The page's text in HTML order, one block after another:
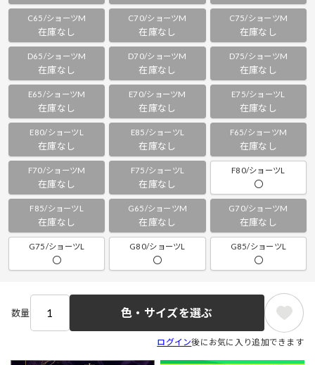
C65/ショーツM
在庫なし
C70/ショーツM
在庫なし
C75/ショーツM
在庫なし
D65/ショーツM
在庫なし
D70/ショーツM
在庫なし
D75/ショーツM
在庫なし
E65/ショーツM
在庫なし
E70/ショーツM
在庫なし
E75/ショーツL
在庫なし
E80/ショーツL
在庫なし
E85/ショーツL
在庫なし
F65/ショーツM
在庫なし
F70/ショーツM
在庫なし
F75/ショーツL
在庫なし
F80/ショーツL
〇
F85/ショーツL
在庫なし
G65/ショーツM
在庫なし
G70/ショーツM
在庫なし
G75/ショーツL
〇
G80/ショーツL
〇
G85/ショーツL
〇
数量 色・サイズを選ぶ
ログイン後にお気に入り追加できます